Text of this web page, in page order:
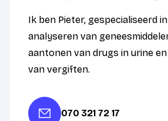
Ik ben Pieter, gespecialiseerd
analyseren van
aantonen van drugs in urine
van vergiften.
070 321 72 17